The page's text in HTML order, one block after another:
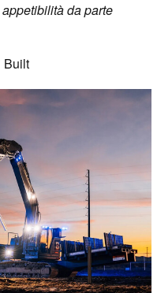
da parte
Built